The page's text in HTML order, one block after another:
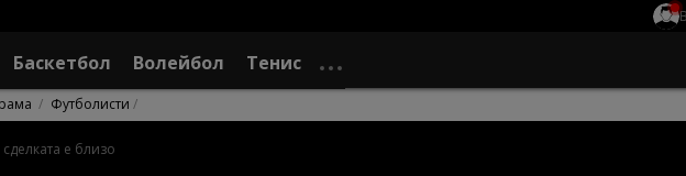
Баскетбол Волейбол Тенис
Футболисти
е близо